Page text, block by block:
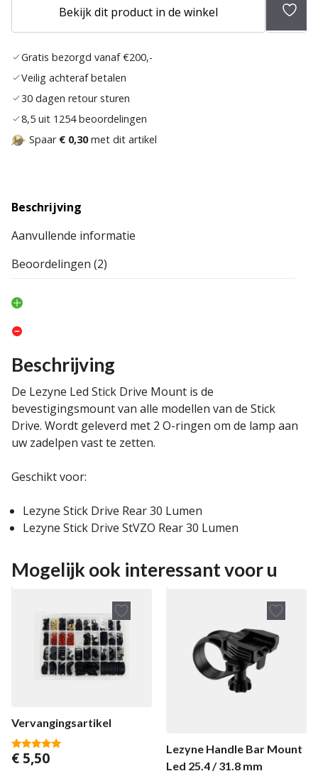
Bekijk dit product in de winkel
Gratis bezorgd vanaf €200,-
Veilig achteraf betalen
30 dagen retour sturen
8,5 uit 1254 beoordelingen
Spaar € 0,30met dit artikel
Beschrijving
Aanvullende informatie
Beoordelingen (2)
Beschrijving
De Lezyne Led Stick Drive Mount is de
bevestigingsmount van alle modellen van de Stick
Drive. Wordt geleverd met 2 O-ringen om de lamp aan
uw zadelpen vast te zetten.
Geschikt voor:
Lezyne Stick Drive Rear 30 Lumen
Lezyne Stick Drive StVZO Rear 30 Lumen
Mogelijk ook interessant voor u
Vervangingsartikel
4.88
van 5
€ 5,50
Lezyne Handle Bar Mount
Led 25.4 / 31.8 mm